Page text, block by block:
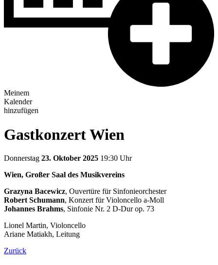
Meinem
Kalender
hinzufügen
Gastkonzert Wien
Donnerstag 23. Oktober 2025 19:30 Uhr
Wien, Großer Saal des Musikvereins
Grazyna Bacewicz, Ouvertüre für Sinfonieorchester
Robert Schumann, Konzert für Violoncello a-Moll
Johannes Brahms, Sinfonie Nr. 2 D-Dur op. 73
Lionel Martin, Violoncello
Ariane Matiakh, Leitung
Zurück